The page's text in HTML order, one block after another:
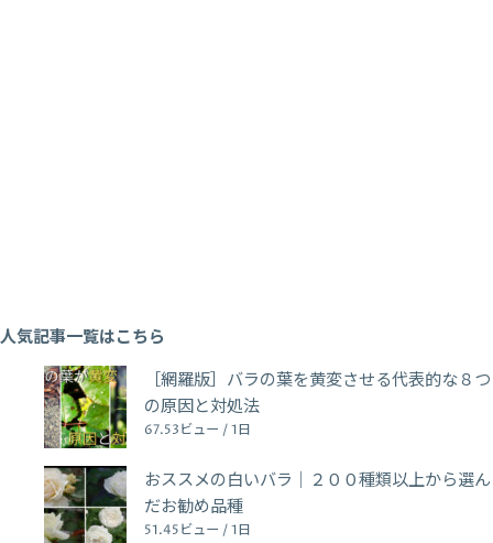
人気記事一覧はこちら
［網羅版］バラの葉を黄変させる代表的な８つ
の原因と対処法
67.53ビュー / 1日
おススメの白いバラ｜２００種類以上から選ん
だお勧め品種
51.45ビュー / 1日